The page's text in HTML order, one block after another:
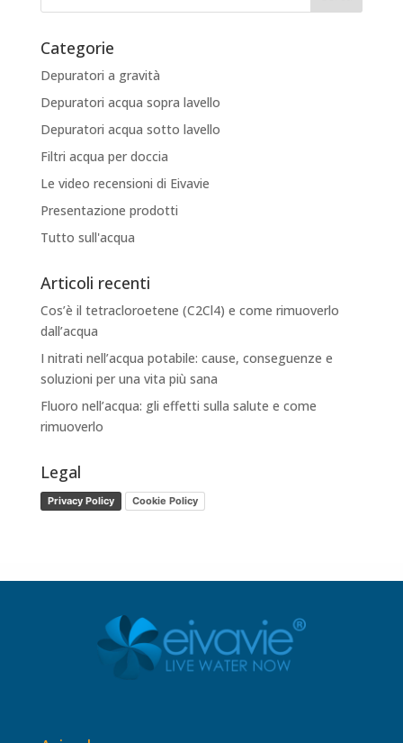
Categorie
Depuratori a gravità
Depuratori acqua sopra lavello
Depuratori acqua sotto lavello
Filtri acqua per doccia
Le video recensioni di Eivavie
Presentazione prodotti
Tutto sull'acqua
Articoli recenti
Cos’è il tetracloroetene (C2Cl4) e come rimuoverlo
dall’acqua
I nitrati nell’acqua potabile: cause, conseguenze e
soluzioni per una vita più sana
Fluoro nell’acqua: gli effetti sulla salute e come
rimuoverlo
Legal
Privacy Policy Cookie Policy